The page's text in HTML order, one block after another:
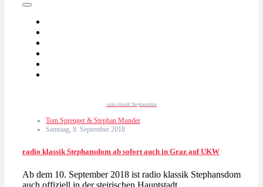
radio klassik Stephansdom
Tom Sprenger & Stephan Munder
Samstag, 8. September 2018
radio klassik Stephansdom ab sofort auch in Graz auf UKW
Ab dem 10. September 2018 ist radio klassik Stephansdom